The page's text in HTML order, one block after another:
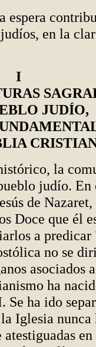
en la
I
JUDÍO,
la
judío. En
de Nazaret,
Doce que él
a
no se
asociados
ha
Se ha ido
Iglesia